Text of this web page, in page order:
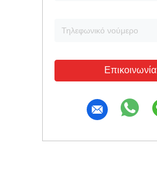
Επικοινωνία